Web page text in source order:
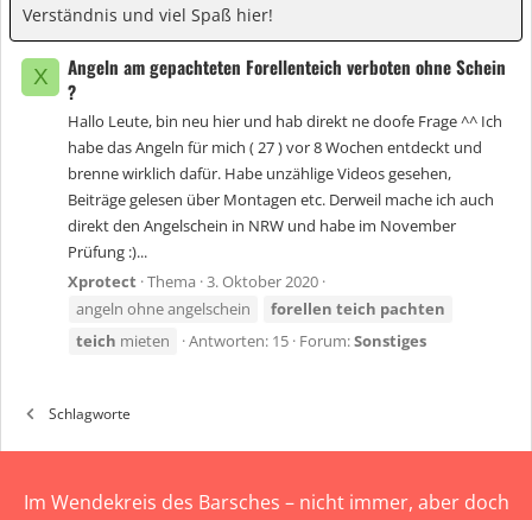
Verständnis und viel Spaß hier!
X
Angeln am gepachteten Forellenteich verboten ohne Schein
?
Hallo Leute, bin neu hier und hab direkt ne doofe Frage ^^ Ich
habe das Angeln für mich ( 27 ) vor 8 Wochen entdeckt und
brenne wirklich dafür. Habe unzählige Videos gesehen,
Beiträge gelesen über Montagen etc. Derweil mache ich auch
direkt den Angelschein in NRW und habe im November
Prüfung :)...
Xprotect Thema 3. Oktober 2020
angeln ohne angelschein
forellen teich pachten
teich mieten Antworten: 15 Forum:Sonstiges
Schlagworte
Im Wendekreis des Barsches – nicht immer, aber doch